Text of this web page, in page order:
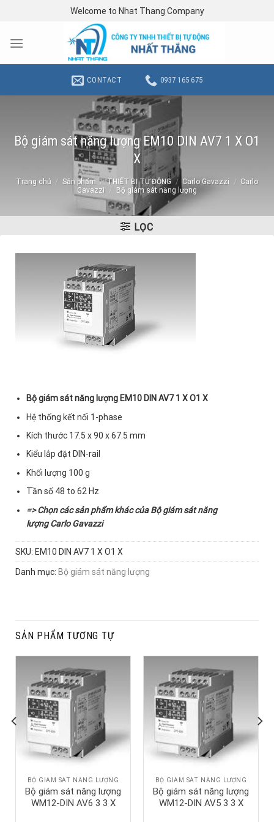
content
Welcome to Nhat Thang Company
CONTACT 0937 165 675
Bộ giám sát năng lượng EM10 DIN AV7 1 X O1
X
Trang chủ / Sản phẩm / THIẾT BỊ TỰ ĐỘNG / Carlo Gavazzi / Carlo
Gavazzi / Bộ giám sát năng lượng
LỌC
Bộ giám sát năng lượng EM10 DIN AV7 1 X O1 X
Hệ thống kết nối 1-phase
Kích thước 17.5 x 90 x 67.5 mm
Kiểu lắp đặt DIN-rail
Khối lượng 100 g
Tần số 48 to 62 Hz
=> Chọn các sản phẩm khác củaBộ giám sát năng
lượng Carlo Gavazzi
SKU: EM10 DIN AV7 1 X O1 X
Danh mục: Bộ giám sát năng lượng
SẢN PHẨM TƯƠNG TỰ
BỘ GIÁM SÁT NĂNG LƯỢNG
Bộ giám sát năng lượng
WM12-DIN AV6 3 3 X
BỘ GIÁM SÁT NĂNG LƯỢNG
Bộ giám sát năng lượng
WM12-DIN AV5 3 3 X